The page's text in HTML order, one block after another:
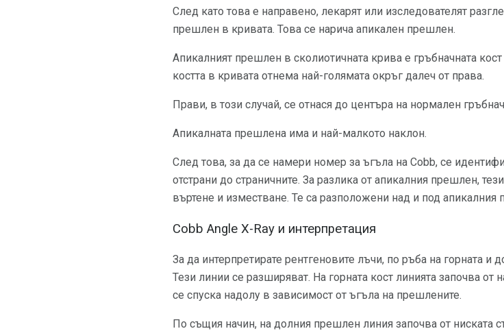
След като това е направено, лекарят или изследователят
прешлен в кривата. Това се нарича апикален прешлен.
Апикалният прешлен в сколиотичната крива е гръбначната
костта в кривата отнема най-голямата окръг далеч от права.
Прави, в този случай, се отнася до центъра на нормален
Апикалната прешлена има и най-малкото наклон.
След това, за да се намери номер за ъгъла на Cobb, се
отстрани до страничните. За разлика от апикалния прешлен,
въртене и изместване. Те са разположени над и под апикалния
Cobb Angle X-Ray и интерпретация
За да интерпретирате рентгеновите лъчи, по ръба на горната и
Тези линии се разширяват. На горната кост линията започва от
се спуска надолу в зависимост от ъгъла на прешлените.
По същия начин, на долния прешлен линия започва от ниската